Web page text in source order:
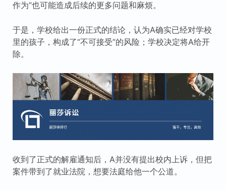
作为”也可能造成后续的更多问题和麻烦。
于是，学校给出一份正式的结论，认为A确实已经对学校
里的孩子，构成了“不可接受”的风险；学校决定将A给开
除。
收到了正式的解雇通知后，A并没有提出校内上诉，但把
案件带到了就业法院，想要法庭给他一个公道。